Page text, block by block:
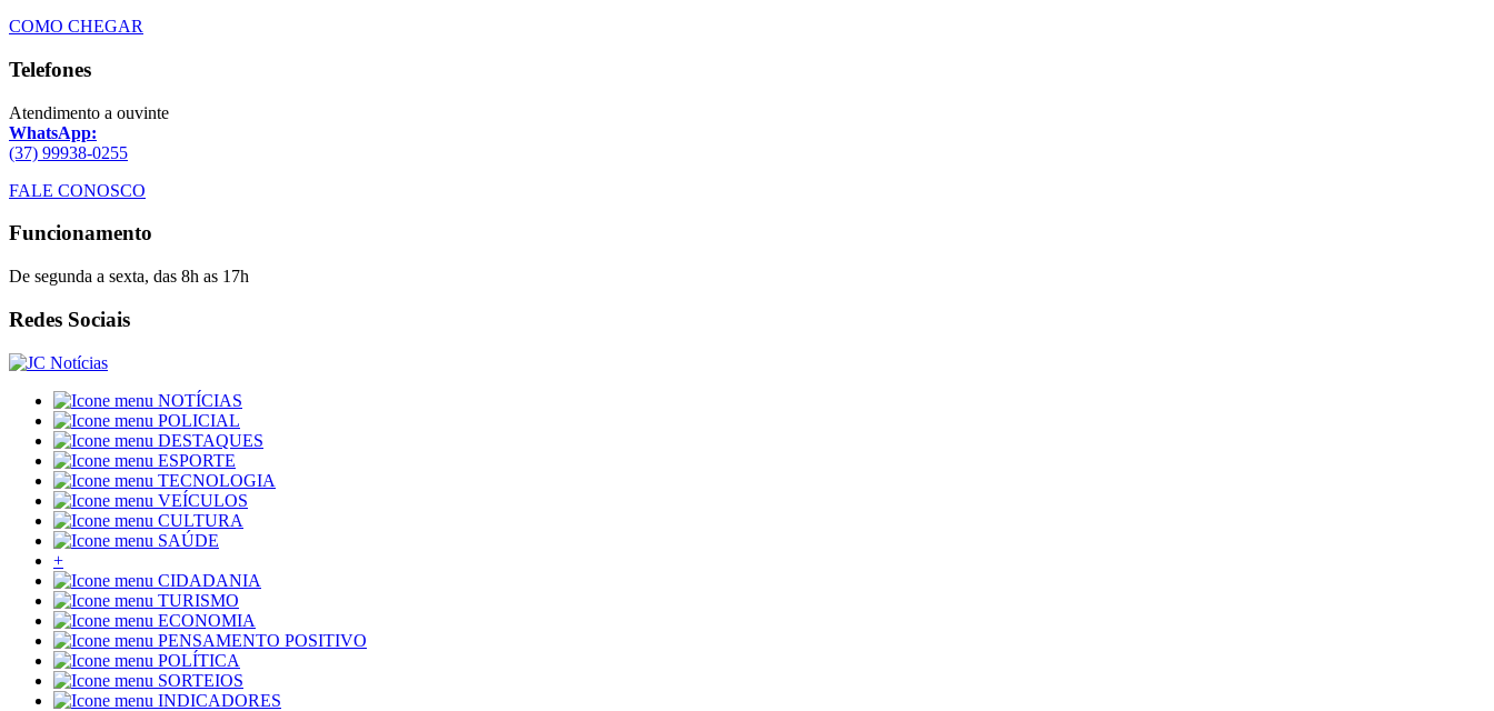
COMO CHEGAR
Telefones
Atendimento a ouvinte
WhatsApp:
(37) 99938-0255
FALE CONOSCO
Funcionamento
De segunda a sexta, das 8h as 17h
Redes Sociais
NOTÍCIAS
POLICIAL
DESTAQUES
ESPORTE
TECNOLOGIA
VEÍCULOS
CULTURA
SAÚDE
+
CIDADANIA
TURISMO
ECONOMIA
PENSAMENTO POSITIVO
POLÍTICA
SORTEIOS
INDICADORES